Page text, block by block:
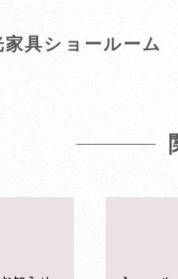
具ショールーム